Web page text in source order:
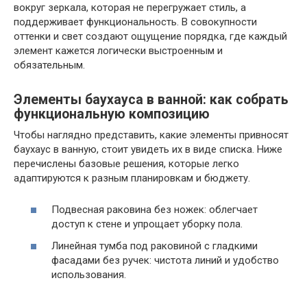
вокруг зеркала, которая не перегружает стиль, а
поддерживает функциональность. В совокупности
оттенки и свет создают ощущение порядка, где каждый
элемент кажется логически выстроенным и
обязательным.
Элементы баухауса в ванной: как собрать
функциональную композицию
Чтобы наглядно представить, какие элементы привносят
баухаус в ванную, стоит увидеть их в виде списка. Ниже
перечислены базовые решения, которые легко
адаптируются к разным планировкам и бюджету.
Подвесная раковина без ножек: облегчает
доступ к стене и упрощает уборку пола.
Линейная тумба под раковиной с гладкими
фасадами без ручек: чистота линий и удобство
использования.